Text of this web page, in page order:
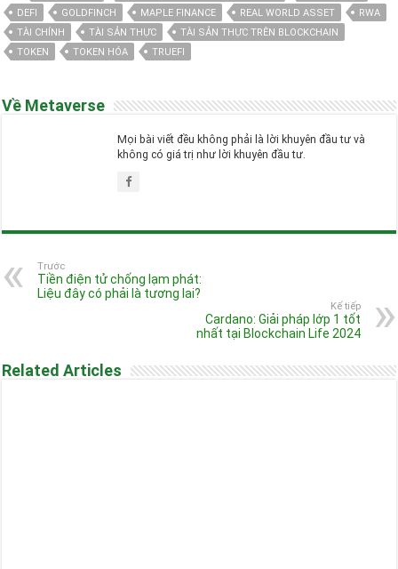
DEFI
GOLDFINCH MAPLE FINANCE REAL WORLD ASSET
RWA
TÀI CHÍNH
TÀI SẢN THỰC
TÀI SẢN THỰC TRÊN BLOCKCHAIN
TOKEN
TOKEN HÓA TRUEFI
Về Metaverse
Mọi bài viết đều không phải là lời khuyên đầu tư và
không có giá trị như lời khuyên đầu tư.
Trước
Tiền điện tử chống lạm phát:
Liệu đây có phải là tương lai?
Kế tiếp
Cardano: Giải pháp lớp 1 tốt
nhất tại Blockchain Life 2024
Related Articles